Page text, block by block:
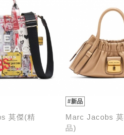
莫傑(精
#新品
Marc Jacobs
品)